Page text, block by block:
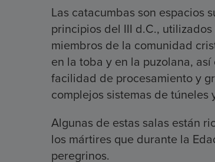
Las catacumbas son espacios
principios del III d.C.,
miembros de la comunidad
en la toba y en la puzolana,
facilidad de procesamiento y
complejos sistemas de
Algunas de estas salas están
los mártires que durante la
peregrinos.